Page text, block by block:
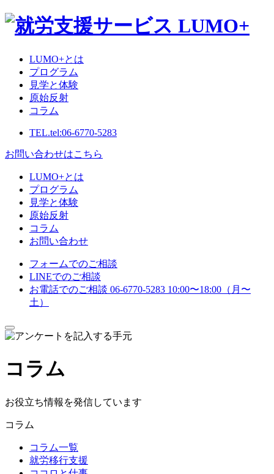
LUMO+とは
プログラム
見学と体験
原始反射
コラム
TEL.tel:06-6770-5283
お問い合わせはこちら
LUMO+とは
プログラム
見学と体験
原始反射
コラム
お問い合わせ
フォームでのご相談
LINEでのご相談
お電話でのご相談 06-6770-5283 10:00〜18:00（月〜
土）
メ
ニ
ー
を
閉
す
る
コラム
お役立ち情報を発信しています
コラム
コラム一覧
就労移行支援